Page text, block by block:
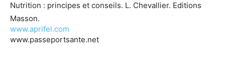
Nutrition : principes et conseils. L. Chevallier. Editions
Masson.
www.aprifel.com
www.passeportsante.net